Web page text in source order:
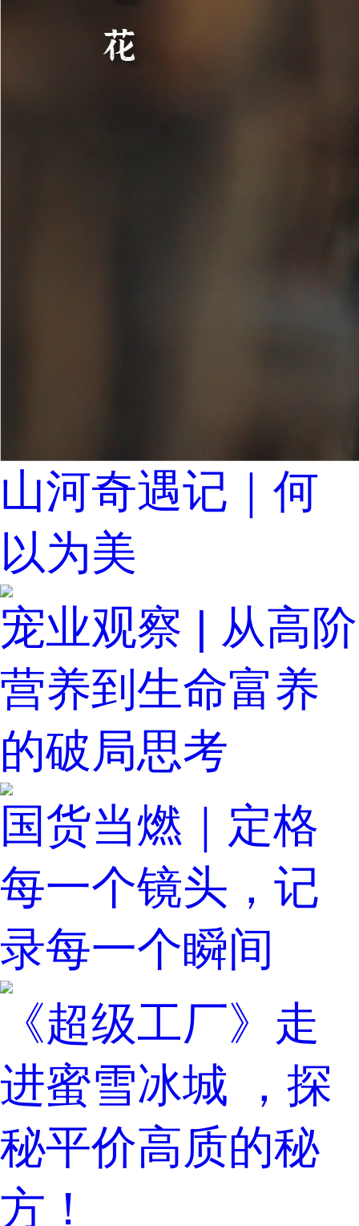
山河奇遇记｜何
以为美
宠业观察 | 从高阶
营养到生命富养
的破局思考
国货当燃｜定格
每一个镜头，记
录每一个瞬间
《超级工厂》走
进蜜雪冰城 ，探
秘平价高质的秘
方！